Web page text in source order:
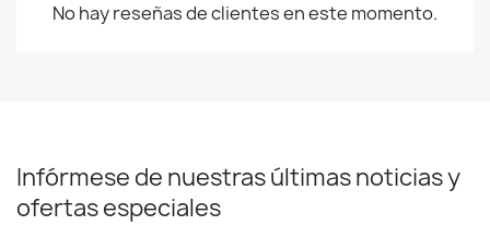
No hay reseñas de clientes en este momento.
Infórmese de nuestras últimas noticias y
ofertas especiales